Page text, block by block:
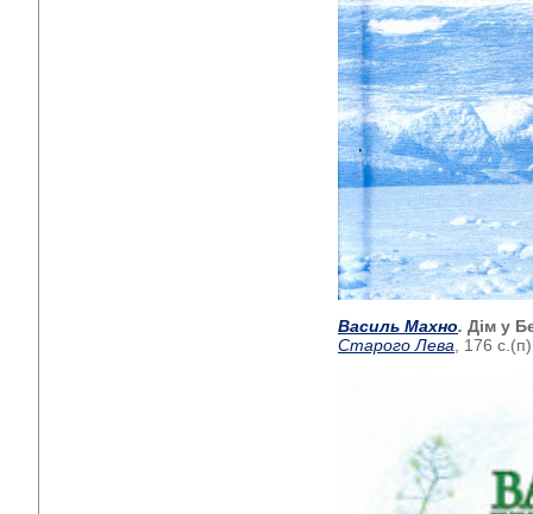
Василь Махно. Дім у
Старого Лева , 176 с.(п)